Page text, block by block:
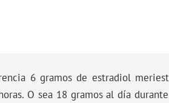
6 gramos de estradiol
O sea 18 gramos al día